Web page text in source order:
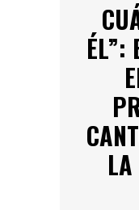
ÉL”: